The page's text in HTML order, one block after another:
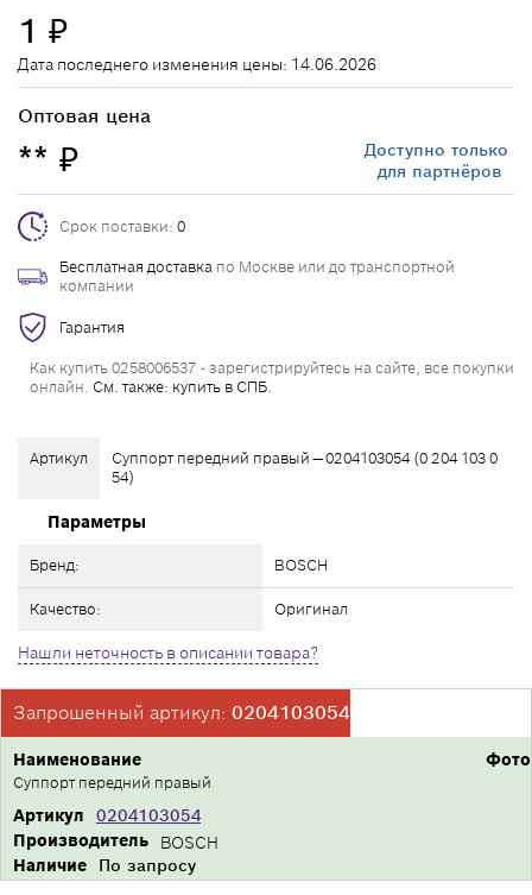
Артикул
Суппорт передний правый — 0204103054 (0 204 103 0
54)
Параметры
Бренд: BOSCH
Качество: Оригинал
Нашли неточность в описании товара?
1 ₽
Дата последнего изменения цены: 14.06.2026
Оптовая цена
** ₽
Доступно только
для партнёров
Срок поставки: 0
Бесплатная доставка по Москве или до транспортной
компании
Гарантия
Как купить 0258006537 - зарегистрируйтесь на сайте, все покупки
онлайн. См. также: купить в СПБ.
Запрошенный артикул: 0204103054
Фото
Производитель BOSCH
Артикул 0204103054
Наименование
Суппорт передний правый
Наличие По запросу